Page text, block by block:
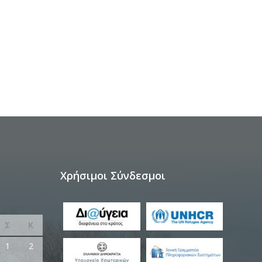
Σ
Κ
1
2
Χρήσιμοι Σύνδεσμοι